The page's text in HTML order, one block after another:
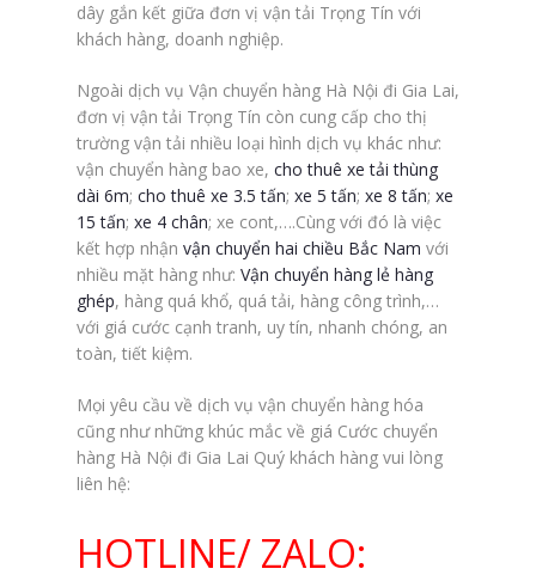
dây gắn kết giữa đơn vị vận tải Trọng Tín với
khách hàng, doanh nghiệp.
Ngoài dịch vụ Vận chuyển hàng Hà Nội đi Gia Lai,
đơn vị vận tải Trọng Tín còn cung cấp cho thị
trường vận tải nhiều loại hình dịch vụ khác như:
vận chuyển hàng bao xe, cho thuê xe tải thùng
dài 6m; cho thuê xe 3.5 tấn; xe 5 tấn; xe 8 tấn; xe
15 tấn; xe 4 chân; xe cont,….Cùng với đó là việc
kết hợp nhận vận chuyển hai chiều Bắc Nam với
nhiều mặt hàng như: Vận chuyển hàng lẻ hàng
ghép, hàng quá khổ, quá tải, hàng công trình,…
với giá cước cạnh tranh, uy tín, nhanh chóng, an
toàn, tiết kiệm.
Mọi yêu cầu về dịch vụ vận chuyển hàng hóa
cũng như những khúc mắc về giá Cước chuyển
hàng Hà Nội đi Gia Lai Quý khách hàng vui lòng
liên hệ:
HOTLINE/ ZALO: